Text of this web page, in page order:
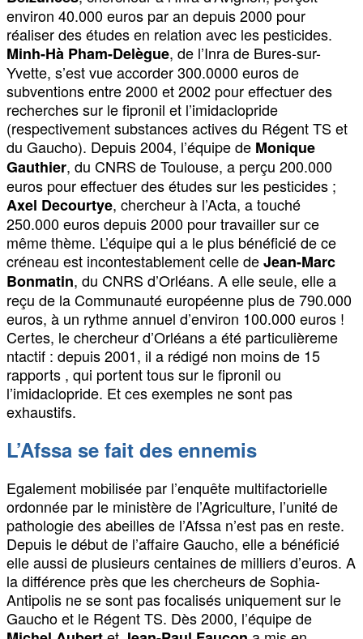
environ 40.000 euros par an depuis 2000 pour
réaliser des études en relation avec les pesticides.
Minh-Hà Pham-Delègue, de l’Inra de Bures-sur-
Yvette, s’est vue accorder 300.0000 euros de
subventions entre 2000 et 2002 pour effectuer des
recherches sur le fipronil et l’imidaclopride
(respectivement substances actives du Régent TS et
du Gaucho). Depuis 2004, l’équipe de Monique
Gauthier, du CNRS de Toulouse, a perçu 200.000
euros pour effectuer des études sur les pesticides ;
Axel Decourtye, chercheur à l’Acta, a touché
250.000 euros depuis 2000 pour travailler sur ce
même thème. L’équipe qui a le plus bénéficié de ce
créneau est incontestablement celle deJean-Marc
Bonmatin, du CNRS d’Orléans. A elle seule, elle a
reçu de la Communauté européenne plus de 790.000
euros, à un rythme annuel d’environ 100.000 euros !
Certes, le chercheur d’Orléans a été particulièreme
ntactif : depuis 2001, il a rédigé non moins de 15
rapports , qui portent tous sur le fipronil ou
l’imidaclopride. Et ces exemples ne sont pas
exhaustifs.
L’Afssa se fait des ennemis
Egalement mobilisée par l’enquête multifactorielle
ordonnée par le ministère de l’Agriculture, l’unité de
pathologie des abeilles de l’Afssa n’est pas en reste.
Depuis le début de l’affaire Gaucho, elle a bénéficié
elle aussi de plusieurs centaines de milliers d’euros. A
la différence près que les chercheurs de Sophia-
Antipolis ne se sont pas focalisés uniquement sur le
Gaucho et le Régent TS. Dès 2000, l’équipe de